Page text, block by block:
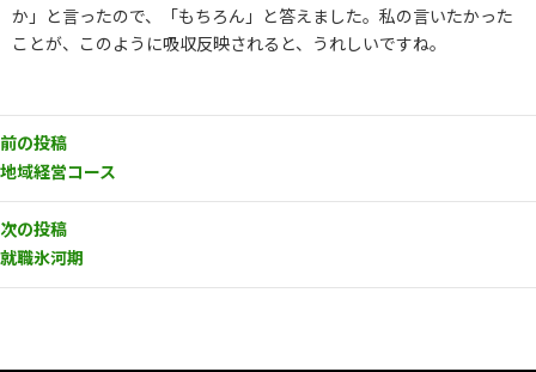
か」と言ったので、「もちろん」と答えました。私の言いたかった
ことが、このように吸収反映されると、うれしいですね。
前の投稿
地域経営コース
次の投稿
就職氷河期